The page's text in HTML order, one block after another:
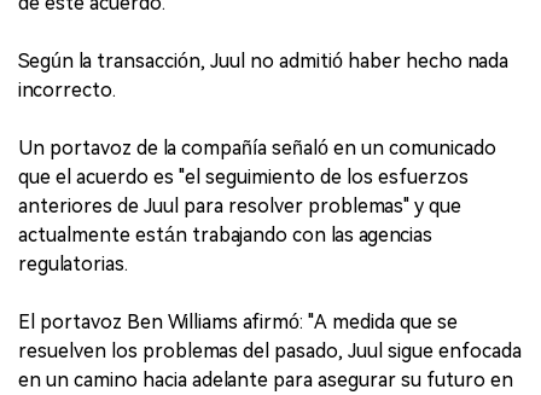
Según la transacción, Juul no admitió haber hecho nada
incorrecto.
Un portavoz de la compañía señaló en un comunicado
que el acuerdo es "el seguimiento de los esfuerzos
anteriores de Juul para resolver problemas" y que
actualmente están trabajando con las agencias
regulatorias.
El portavoz Ben Williams afirmó: "A medida que se
resuelven los problemas del pasado, Juul sigue enfocada
en un camino hacia adelante para asegurar su futuro en